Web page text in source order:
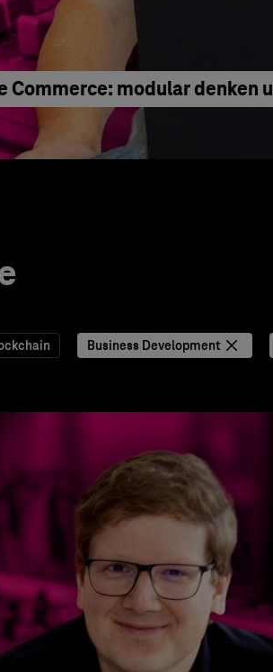
Commerce: modular
Business Development